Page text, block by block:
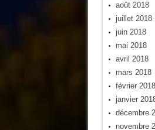
août 2018
juillet 2018
juin 2018
mai 2018
avril 2018
mars 2018
février 2018
janvier
décembre
novembre